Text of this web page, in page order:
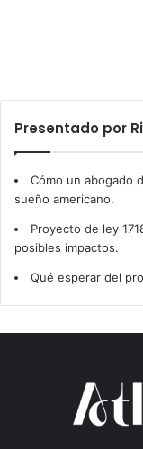
Presentado por
Cómo un abogado
sueño americano.
Proyecto de ley
posibles impactos.
Qué esperar del